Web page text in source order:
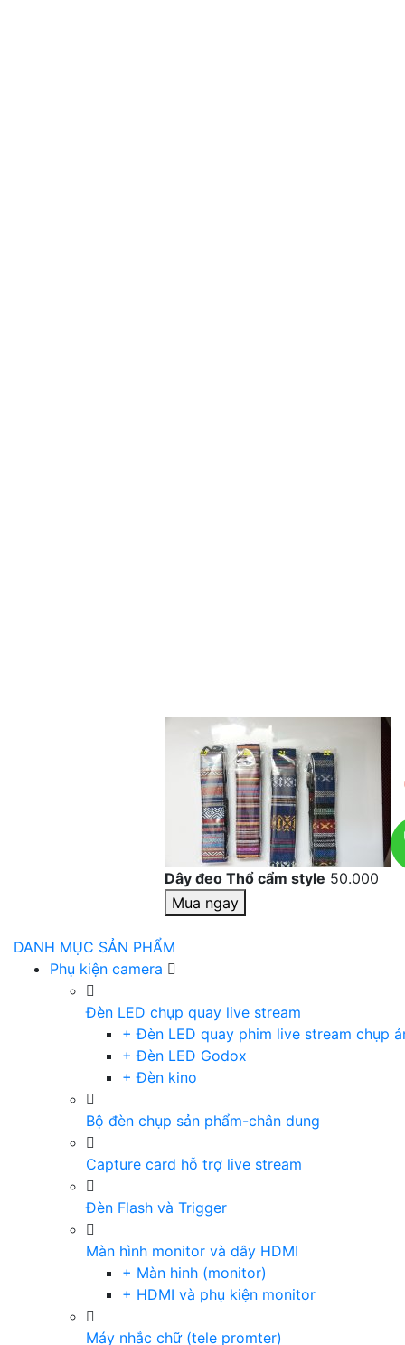
Dây đeo Thổ cẩm style 50.000
Mua ngay
DANH MỤC SẢN PHẨM
Phụ kiện camera
Đèn LED chụp quay live stream
+ Đèn LED quay phim live stream chụp
+ Đèn LED Godox
+ Đèn kino
Bộ đèn chụp sản phẩm-chân dung
Capture card hỗ trợ live stream
Đèn Flash và Trigger
Màn hình monitor và dây HDMI
+ Màn hinh (monitor)
+ HDMI và phụ kiện monitor
Máy nhắc chữ (tele promter)